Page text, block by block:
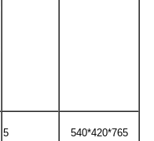
5 540*420*765